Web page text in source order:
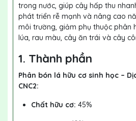
trong nước, giúp cây hấp thu
phát triển rễ mạnh và nâng cao
môi trường, giảm phụ thuộc phân
lúa, rau màu, cây ăn trái và cây
1. Thành phần
Phân bón lá hữu cơ sinh học –
CNC2:
Chất hữu cơ: 45%